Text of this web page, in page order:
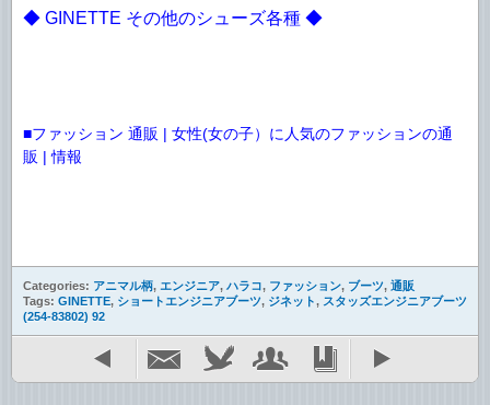
◆ GINETTE その他のシューズ各種 ◆
■ファッション 通販 | 女性(女の子）に人気のファッションの通
販 | 情報
Categories: アニマル柄, エンジニア, ハラコ, ファッション, ブーツ, 通販
Tags: GINETTE, ショートエンジニアブーツ, ジネット, スタッズエンジニアブーツ
(254-83802) 92